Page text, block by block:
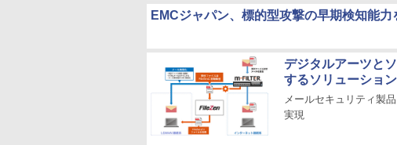
EMCジャパン、標的型攻撃の早期検知能
デジタルアーツと
するソリューション
メールセキュリティ製
実現